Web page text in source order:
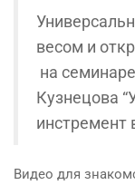
весом и
на
Кузнецова
инстремент
Видео для